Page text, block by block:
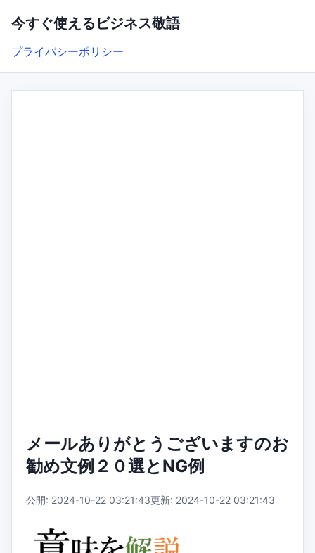
今すぐ使えるビジネス敬語
プライバシーポリシー
メールありがとうございますのお
勧め文例２０選とNG例
公開: 2024-10-22 03:21:43更新: 2024-10-22 03:21:43